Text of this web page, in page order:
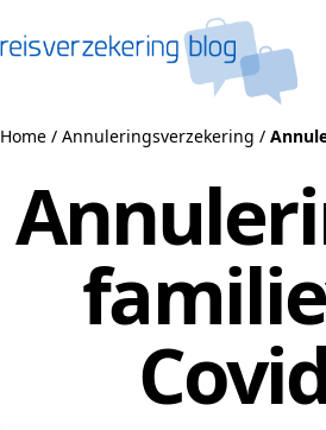
Home / Annuleringsverzekering /